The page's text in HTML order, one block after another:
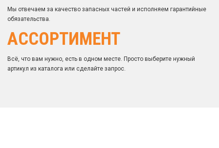
Мы отвечаем за качество запасных частей и исполняем гарантийные
обязательства.
АССОРТИМЕНТ
Всё, что вам нужно, есть в одном месте. Просто выберите нужный
артикул из каталога или сделайте запрос.